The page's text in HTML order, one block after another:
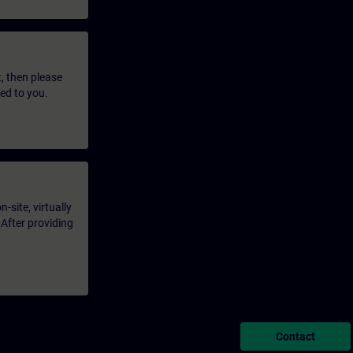
then please
to you.
site, virtually
providing
Contact